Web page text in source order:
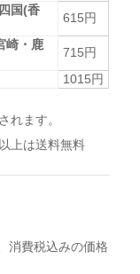
国(香
615円
崎・鹿
715円
1015円
れます。
上は送料無料
消費税込みの価格